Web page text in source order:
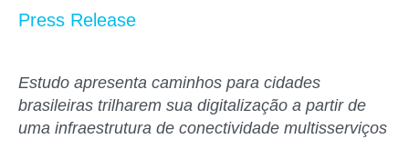
Press Release
Estudo apresenta caminhos para cidades
brasileiras trilharem sua digitalização a partir de
uma infraestrutura de conectividade multisserviços